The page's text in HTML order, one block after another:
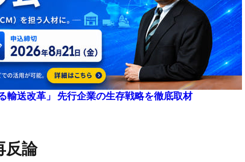
輸送改革」 先行企業の生存戦略を徹底取材
反論